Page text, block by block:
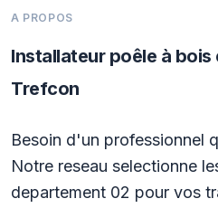
A PROPOS
Installateur poêle à bois
Trefcon
Besoin d'un professionnel
Notre reseau selectionne
departement 02 pour vos